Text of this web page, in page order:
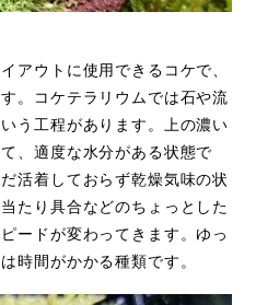
アウトに使用できるコケで、
。コケテラリウムでは石や流
う工程があります。上の濃い
、適度な水分がある状態で
活着しておらず乾燥気味の状
たり具合などのちょっとした
ードが変わってきます。ゆっ
時間がかかる種類です。